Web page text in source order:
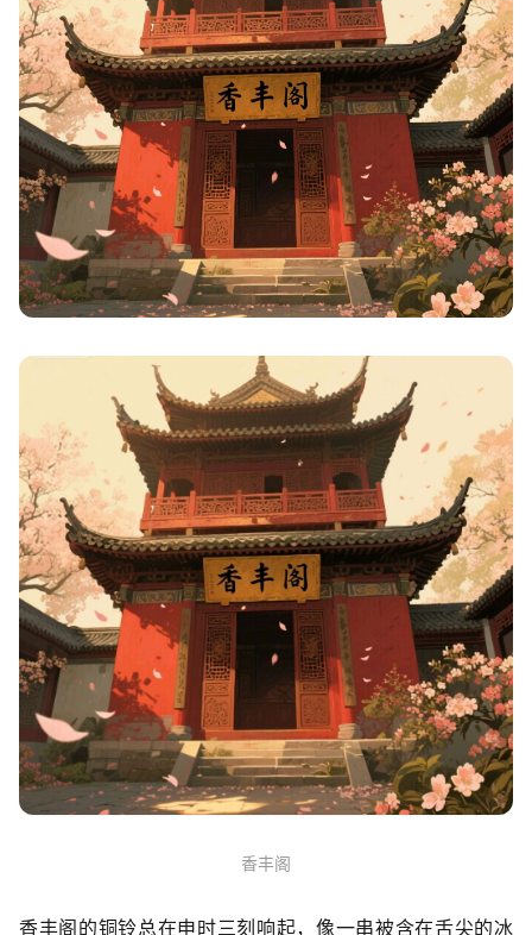
香丰阁
香丰阁的铜铃总在申时三刻响起，像一串被含在舌尖的冰